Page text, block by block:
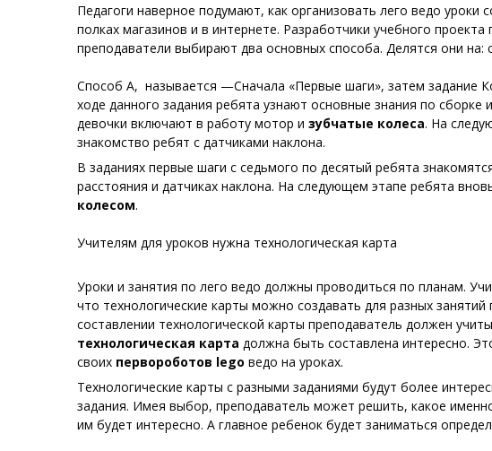
Педагоги наверное подумают, как организовать лего ведо уроки
полках магазинов и в интернете. Разработчики учебного
преподаватели выбирают два основных способа. Делятся они
Способ А, называется —Сначала «Первые шаги», затем задание
ходе данного задания ребята узнают основные знания по
девочки включают в работу мотор и зубчатые колеса. На
знакомство ребят с датчиками наклона.
В заданиях первые шаги с седьмого по десятый ребята
расстояния и датчиках наклона. На следующем этапе ребята
колесом.
Учителям для уроков нужна технологическая карта
Уроки и занятия по лего ведо должны проводиться по планам.
что технологические карты можно создавать для разных занятий
составлении технологической карты преподаватель должен
технологическая карта должна быть составлена интересно.
своих первороботов lego ведо на уроках.
Технологические карты с разными заданиями будут более
задания. Имея выбор, преподаватель может решить, какое
им будет интересно. А главное ребенок будет заниматься